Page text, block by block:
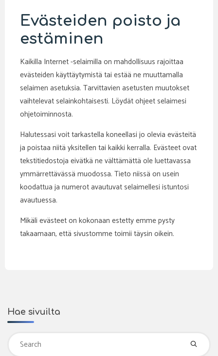
Evästeiden poisto ja
estäminen
Kaikilla Internet -selaimilla on mahdollisuus rajoittaa
evästeiden käyttäytymistä tai estää ne muuttamalla
selaimen asetuksia. Tarvittavien asetusten muutokset
vaihtelevat selainkohtaisesti. Löydät ohjeet selaimesi
ohjetoiminnosta.
Halutessasi voit tarkastella koneellasi jo olevia evästeitä
ja poistaa niitä yksitellen tai kaikki kerralla. Evästeet ovat
tekstitiedostoja eivätkä ne välttämättä ole luettavassa
ymmärrettävässä muodossa. Tieto niissä on usein
koodattua ja numerot avautuvat selaimellesi istuntosi
avautuessa.
Mikäli evästeet on kokonaan estetty emme pysty
takaamaan, että sivustomme toimii täysin oikein.
Hae sivuilta